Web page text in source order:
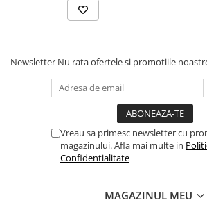
Balonul se livreaza neumflat.
Setul contine un pai transparent pentru
Poate fi umflat cu aer sau heliu.
Pentru a prelungi durata de viața a
Newsletter Nu rata ofertele si promotiile
Vreau sa primesc newsletter cu
magazinului. Afla mai multe in
Confidentialitate
MAGAZINUL MEU